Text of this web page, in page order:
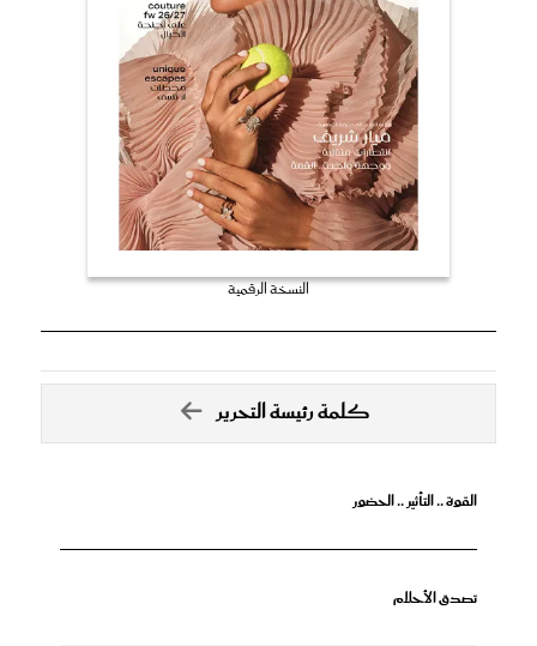
النسخة الرقمية
كلمة رئيسة التحرير
القوة .. التأثير .. الحضور
تصدق الأحلام